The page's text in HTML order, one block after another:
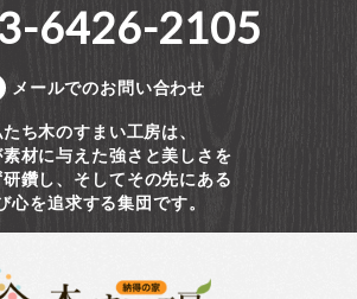
6426-2105
メールでのお問い合わせ
ち木のすまい工房は、
素材に与えた強さと美しさを
鑽し、そしてその先にある
心を追求する集団です。